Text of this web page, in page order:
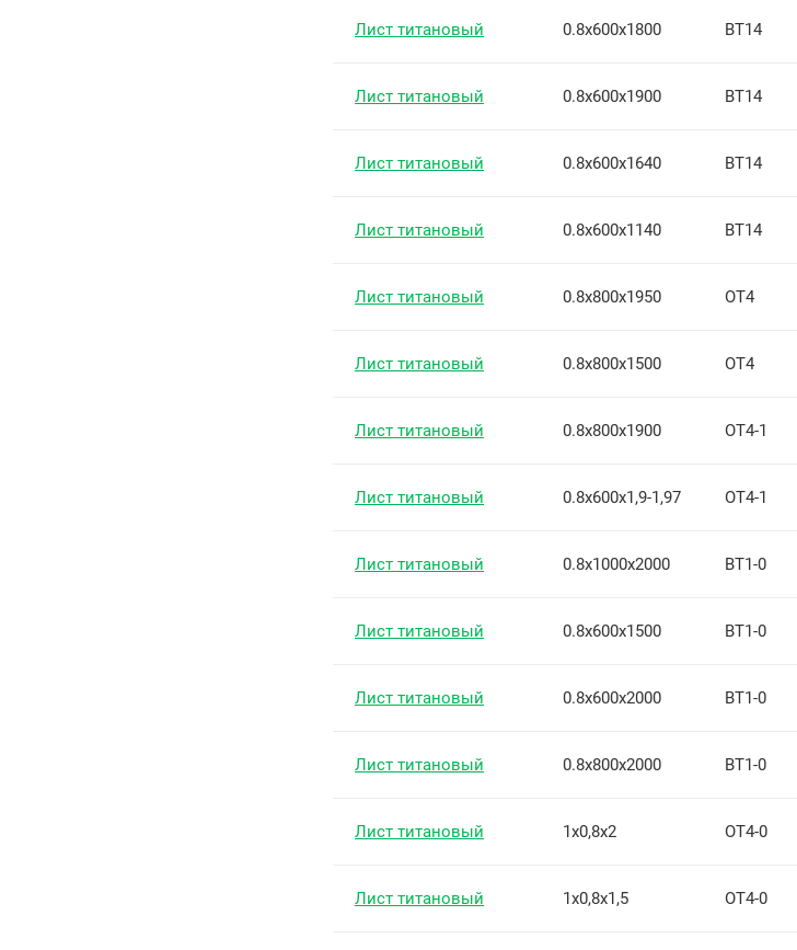
Лист титановый 0.8х600х1800 ВТ14
Лист титановый 0.8х600х1900 ВТ14
Лист титановый 0.8х600х1640 ВТ14
Лист титановый 0.8х600х1140 ВТ14
Лист титановый 0.8х800х1950 ОТ4
Лист титановый 0.8х800х1500 ОТ4
Лист титановый 0.8х800х1900 ОТ4-1
Лист титановый 0.8х600х1,9-1,97 ОТ4-1
Лист титановый 0.8х1000х2000 ВТ1-0
Лист титановый 0.8х600х1500 ВТ1-0
Лист титановый 0.8х600х2000 ВТ1-0
Лист титановый 0.8х800х2000 ВТ1-0
Лист титановый 1х0,8х2 ОТ4-0
Лист титановый 1х0,8х1,5 ОТ4-0